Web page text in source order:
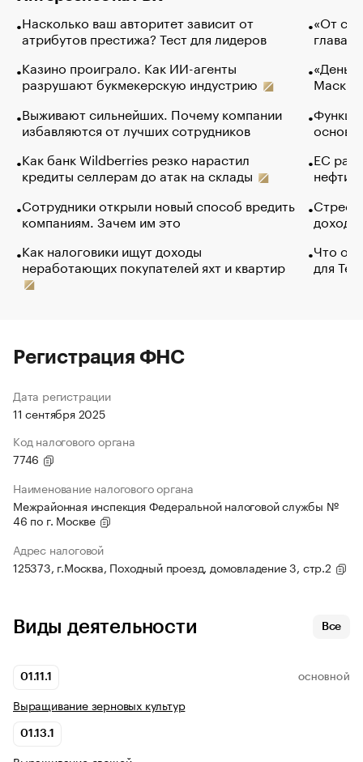
Насколько ваш авторитет зависит от
атрибутов престижа? Тест для лидеров
Казино проиграло. Как ИИ-агенты
разрушают букмекерскую индустрию
Выживают сильнейших. Почему компании
избавляются от лучших сотрудников
Как банк Wildberries резко нарастил
кредиты селлерам до атак на склады
Сотрудники открыли новый способ вредить
компаниям. Зачем им это
Как налоговики ищут доходы
неработающих покупателей яхт и квартир
«От
глава
Маск в
основ
ЕС
нефти
Что
для
Регистрация ФНС
Дата регистрации
11 сентября 2025
Код налогового органа
7746
Наименование налогового органа
Межрайонная инспекция Федеральной налоговой службы №
46 по г. Москве
Адрес налоговой
125373, г.Москва, Походный проезд, домовладение 3, стр.2
Виды деятельности Все
01.11.1 ОСНОВНОЙ
Выращивание зерновых культур
01.13.1